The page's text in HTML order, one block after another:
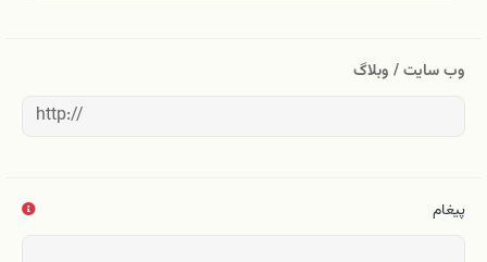
وب سایت / وبلاگ
پیغام